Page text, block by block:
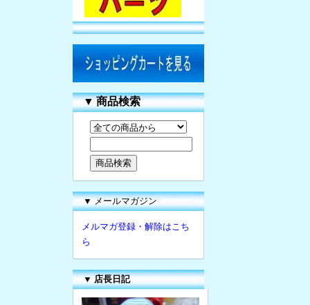
▼商品検索
▼ メールマガジン
メルマガ登録・解除はこち
ら
▼ 店長日記